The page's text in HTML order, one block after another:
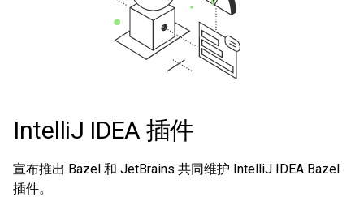
IntelliJ IDEA 插件
宣布推出 Bazel 和 JetBrains 共同维护 IntelliJ IDEA Bazel
插件。